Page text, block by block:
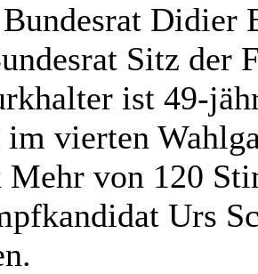
Sitz der
ist 49-
vierten
Mehr von 120
Urs